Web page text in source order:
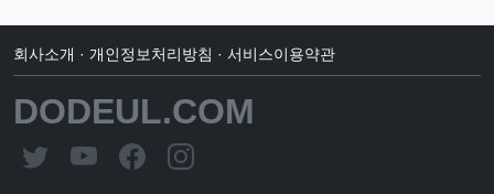
회사소개 · 개인정보처리방침 · 서비스이용약관
DODEUL.COM